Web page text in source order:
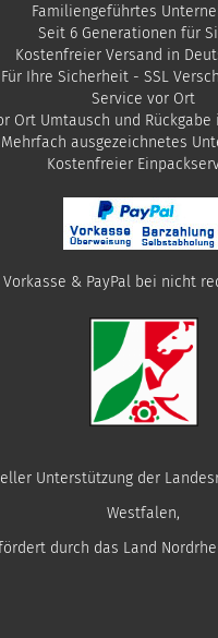
Familiengeführtes
Seit 6 Generationen für
Kostenfreier Versand in
Für Ihre Sicherheit - SSL
Service vor Ort
Ort Umtausch und
Mehrfach ausgezeichnetes
​Kostenfreier
& PayPal bei nicht
Unterstützung der
Westfalen,
durch das Land